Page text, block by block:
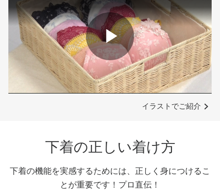
Play
Video
イラストでご紹介
下着の正しい着け方
下着の機能を実感するためには、正しく身につけるこ
とが重要です！プロ直伝！